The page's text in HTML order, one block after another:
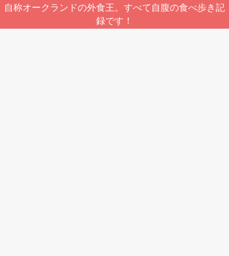
自称オークランドの外食王。すべて自腹の食べ歩き記
録です！